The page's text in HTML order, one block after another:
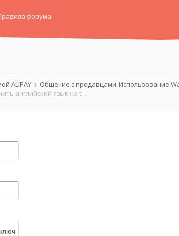
форума
ALIPAY
Общение с продавцами. Использование
TradeManager, курс молодого бойца или как включить английский язык на taobao